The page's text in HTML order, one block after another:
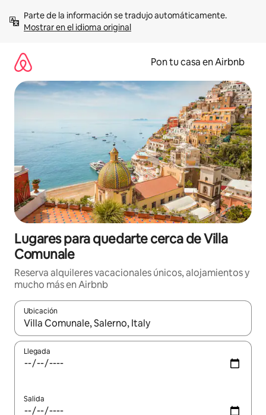
contenidoMostrar en el idioma original
Pon tu casa en Airbnb
Lugares para quedarte cerca de Villa
Comunale
Reserva alquileres vacacionales únicos, alojamientos y
mucho más en Airbnb
Ubicación
Cuando los resultados estén disponibles, navega con las
Llegada
Salida